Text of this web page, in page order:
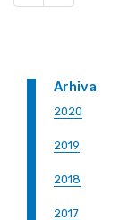
Arhiva
2020
2019
2018
2017